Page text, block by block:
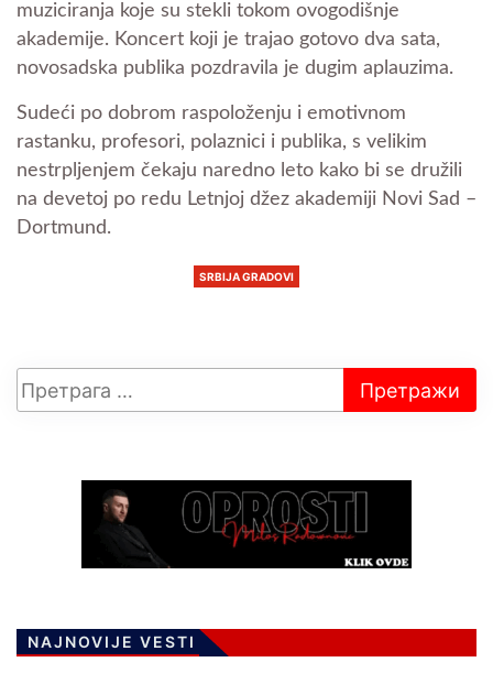
muziciranja koje su stekli tokom ovogodišnje
akademije. Koncert koji je trajao gotovo dva sata,
novosadska publika pozdravila je dugim aplauzima.
Sudeći po dobrom raspoloženju i emotivnom
rastanku, profesori, polaznici i publika, s velikim
nestrpljenjem čekaju naredno leto kako bi se družili
na devetoj po redu Letnjoj džez akademiji Novi Sad –
Dortmund.
SRBIJA GRADOVI
NAJNOVIJE VESTI